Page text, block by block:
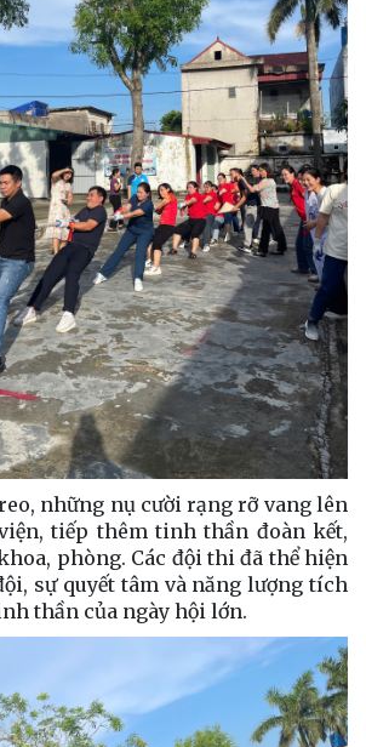
những nụ cười rạng rỡ vang lên
tiếp thêm tinh thần đoàn kết,
phòng. Các đội thi đã thể hiện
sự quyết tâm và năng lượng tích
thần của ngày hội lớn.